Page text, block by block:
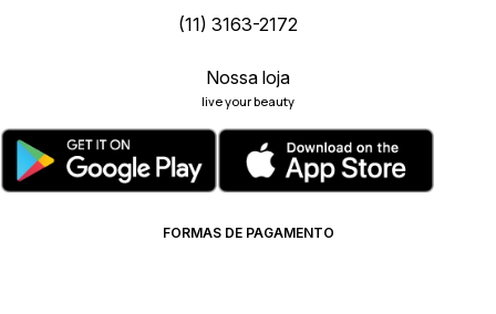
(11) 3163-2172
Nossa loja
live your beauty
FORMAS DE PAGAMENTO